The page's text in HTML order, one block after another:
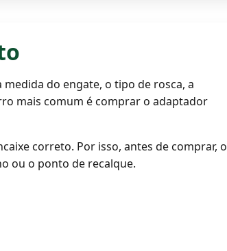
medida do engate, o tipo de rosca, a
mais comum é comprar o adaptador
correto. Por isso, antes de comprar, o
ou o ponto de recalque.